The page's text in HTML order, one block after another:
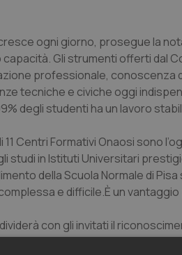
ogni giorno, prosegue la
Gli strumenti offerti dal
professionale, conoscenza
tecniche e civiche oggi
degli studenti ha un lavoro
Centri Formativi Onaosi sono
studi in Istituti Universitari
della Scuola Normale di
e difficile.È un
con gli invitati il